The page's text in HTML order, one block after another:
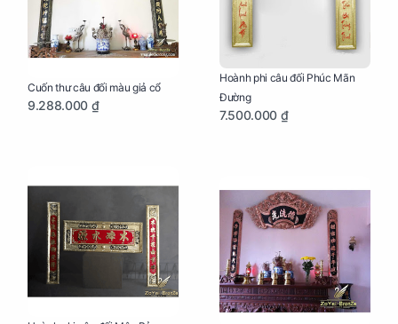
Cuốn thư câu đối màu giả cổ
9.288.000 ₫
Hoành phi câu đối Phúc Mãn
Đường
7.500.000 ₫